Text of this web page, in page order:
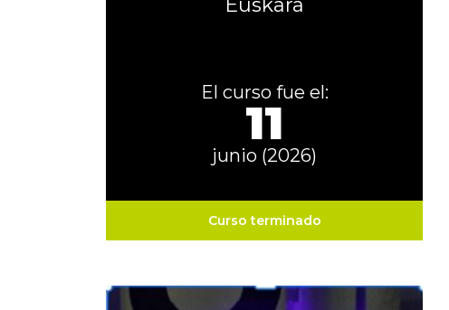
Euskara
El curso fue el:
11
junio (2026)
Curso terminado